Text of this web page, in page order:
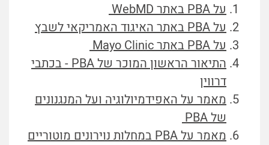
על PBA באתר WebMD
על PBA באתר האיגוד האמריקאי לשבץ
על PBA באתר Mayo Clinic
התיאור הראשון המוכר של PBA - בכתבי
דרווין
מאמר על האפידמיולוגיה ועל המנגנונים
של PBA
מאמר על PBA במחלות נוירונים מוטוריים